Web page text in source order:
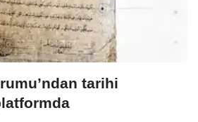
tarihi